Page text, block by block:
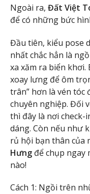
Ngoài ra, Đất Việt
để có những bức
Đầu tiên, kiểu pose
nhất chắc hẳn là
xa xăm ra biển
xoay lưng để ôm
trân” hơn là vén
chuyên nghiệp. Đối
thì đây là nơi check-
dáng. Còn nếu như
rủ hội bạn thân của
Hưng để chụp ngay
nào!
Cách 1: Ngồi trên